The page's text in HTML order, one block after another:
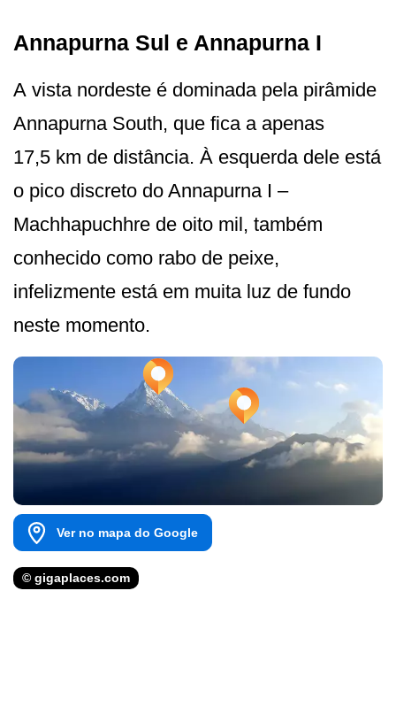
Annapurna Sul e Annapurna I
A vista nordeste é dominada pela pirâmide
Annapurna South, que fica a apenas
17,5 km de distância. À esquerda dele está
o pico discreto do Annapurna I –
Machhapuchhre de oito mil, também
conhecido como rabo de peixe,
infelizmente está em muita luz de fundo
neste momento.
Ver no mapa do Google
© gigaplaces.com